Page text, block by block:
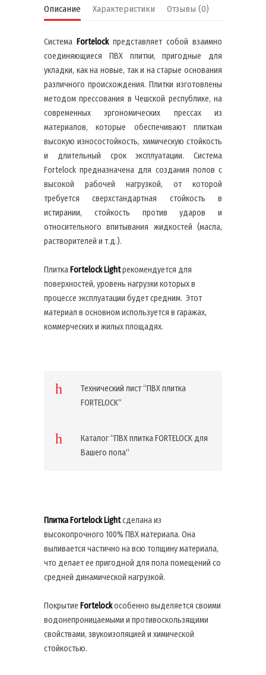
Описание Характеристики Отзывы (0)
Система Fortelockпредставляет собой взаимно
соединяющиеся ПВХ плитки, пригодные для
укладки, как на новые, так и на старые основания
различного происхождения. Плитки изготовлены
методом прессования в Чешской республике, на
современных эргономических прессах из
материалов, которые обеспечивают плиткам
высокую износостойкость, химическую стойкость
и длительный срок эксплуатации. Система
Fortelock предназначена для создания полов с
высокой рабочей нагрузкой, от которой
требуется сверхстандартная стойкость в
истирании, стойкость против ударов и
относительного впитывания жидкостей (масла,
растворителей и т.д.).
ПлиткаFortelockLightрекомендуется для
поверхностей, уровень нагрузки которых в
процессе эксплуатации будет средним. Этот
материал в основном используется в гаражах,
коммерческих и жилых площадях.
Технический лист “ПВХ плитка
FORTELOCK“
Каталог “ПВХ плитка FORTELOCK для
Вашего пола“
Плитка Fortelock Lightсделана из
высокопрочного 100% ПВХ материала. Она
выливается частично на всю толщину материала,
что делает ее пригодной для пола помещений со
средней динамической нагрузкой.
Покрытие Fortelockособенно выделяется своими
водонепроницаемыми и противоскользящими
свойствами, звукоизоляцией и химической
стойкостью.